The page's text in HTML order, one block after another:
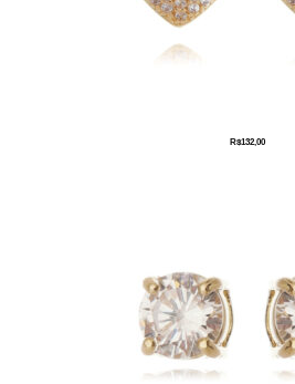
R$132,00